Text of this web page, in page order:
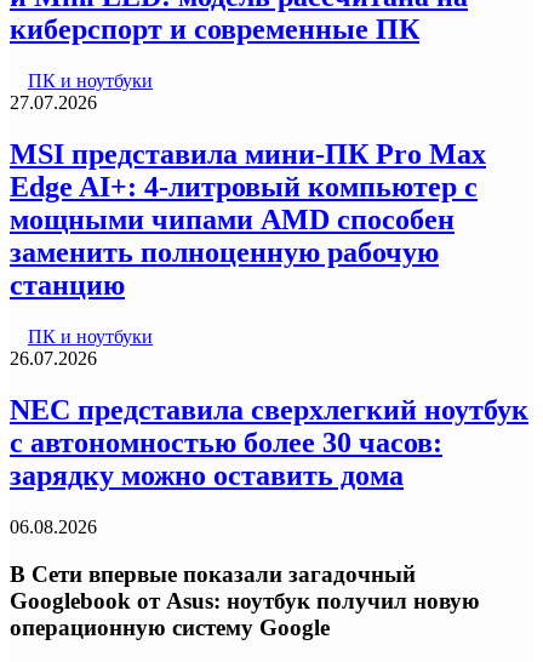
киберспорт и современные ПК
ПК и ноутбуки
27.07.2026
MSI представила мини-ПК Pro Max
Edge AI+: 4-литровый компьютер с
мощными чипами AMD способен
заменить полноценную рабочую
станцию
ПК и ноутбуки
26.07.2026
NEC представила сверхлегкий ноутбук
с автономностью более 30 часов:
зарядку можно оставить дома
06.08.2026
В Сети впервые показали загадочный
Googlebook от Asus: ноутбук получил новую
операционную систему Google